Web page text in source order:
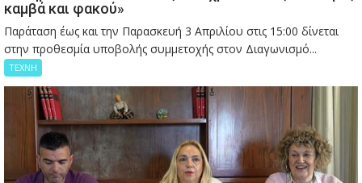
καμβά και φακού»
Παράταση έως και την Παρασκευή 3 Απριλίου στις 15:00 δίνεται
στην προθεσμία υποβολής συμμετοχής στον Διαγωνισμό...
ΤΕΧΝΗ